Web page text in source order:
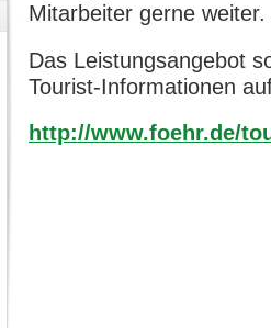
Mitarbeiter gerne weiter.
Das Leistungsangebot
Tourist-Informationen
http://www.foehr.de/